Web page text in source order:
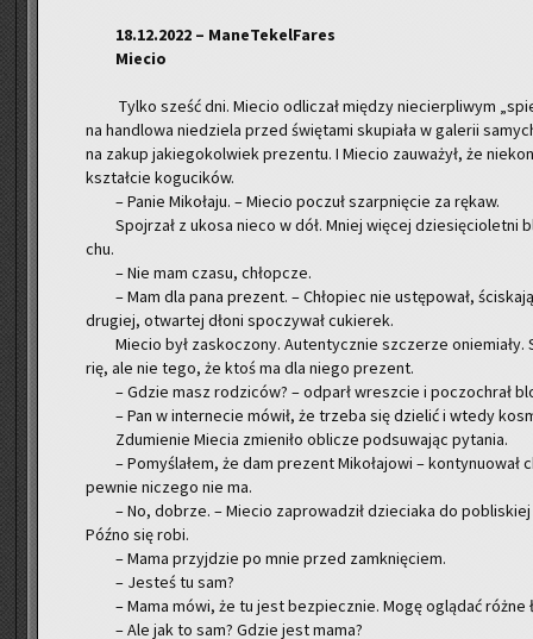
18.12.2022 – Ma­ne­Te­kel­Fa­res
Mie­cio
Tylko sześć dni. Mie­cio od­li­czał mię­dzy nie­cier­pli­wym
na han­dlo­wa nie­dzie­la przed świę­ta­mi sku­pia­ła w ga­le­rii
na zakup ja­kie­go­kol­wiek pre­zen­tu. I Mie­cio za­uwa­żył, że
kształ­cie ko­gu­ci­ków.
– Panie Mi­ko­ła­ju. – Mie­cio po­czuł szarp­nię­cie za rękaw.
Spoj­rzał z ukosa nieco w dół. Mniej wię­cej
chu.
– Nie mam czasu, chłop­cze.
– Mam dla pana pre­zent. – Chło­piec nie ustę­po­wał,
dru­giej, otwar­tej dłoni spo­czy­wał cu­kie­rek.
Mie­cio był za­sko­czo­ny. Au­ten­tycz­nie szcze­rze
rię, ale nie tego, że ktoś ma dla niego pre­zent.
– Gdzie masz ro­dzi­ców? – od­parł wresz­cie i po­czo­chrał
– Pan w in­ter­ne­cie mówił, że trze­ba się dzie­lić i wtedy
Zdu­mie­nie Mie­cia zmie­ni­ło ob­li­cze pod­su­wa­jąc py­ta­nia.
– Po­my­śla­łem, że dam pre­zent Mi­ko­ła­jo­wi –
pew­nie ni­cze­go nie ma.
– No, do­brze. – Mie­cio za­pro­wa­dził dzie­cia­ka do
Późno się robi.
– Mama przyj­dzie po mnie przed za­mknię­ciem.
– Je­steś tu sam?
– Mama mówi, że tu jest bez­piecz­nie. Mogę oglą­dać różne
– Ale jak to sam? Gdzie jest mama?